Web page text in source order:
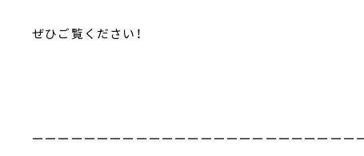
ぜひご覧ください！
ーーーーーーーーーーーーーーーーーーーーーーーーー